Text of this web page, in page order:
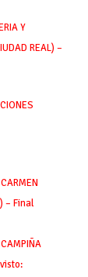
Y
REAL) –
– Final